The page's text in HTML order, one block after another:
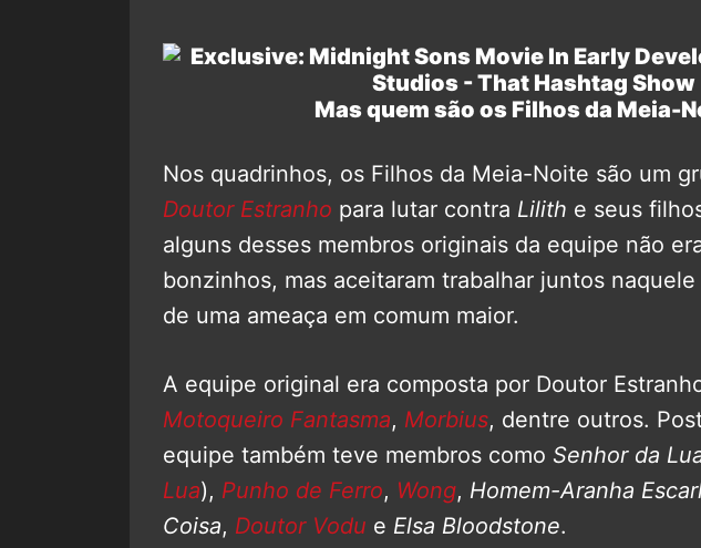
Mas quem são os Filhos da Meia-
Nos quadrinhos, os Filhos da Meia-Noite são um
Doutor Estranho para lutar contra Lilith e seus
alguns desses membros originais da equipe não
bonzinhos, mas aceitaram trabalhar juntos
de uma ameaça em comum maior.
A equipe original era composta por Doutor
Motoqueiro Fantasma, Morbius, dentre outros.
equipe também teve membros como Senhor da
Lua), Punho de Ferro, Wong, Homem-Aranha
Coisa, Doutor Vodu e Elsa Bloodstone.